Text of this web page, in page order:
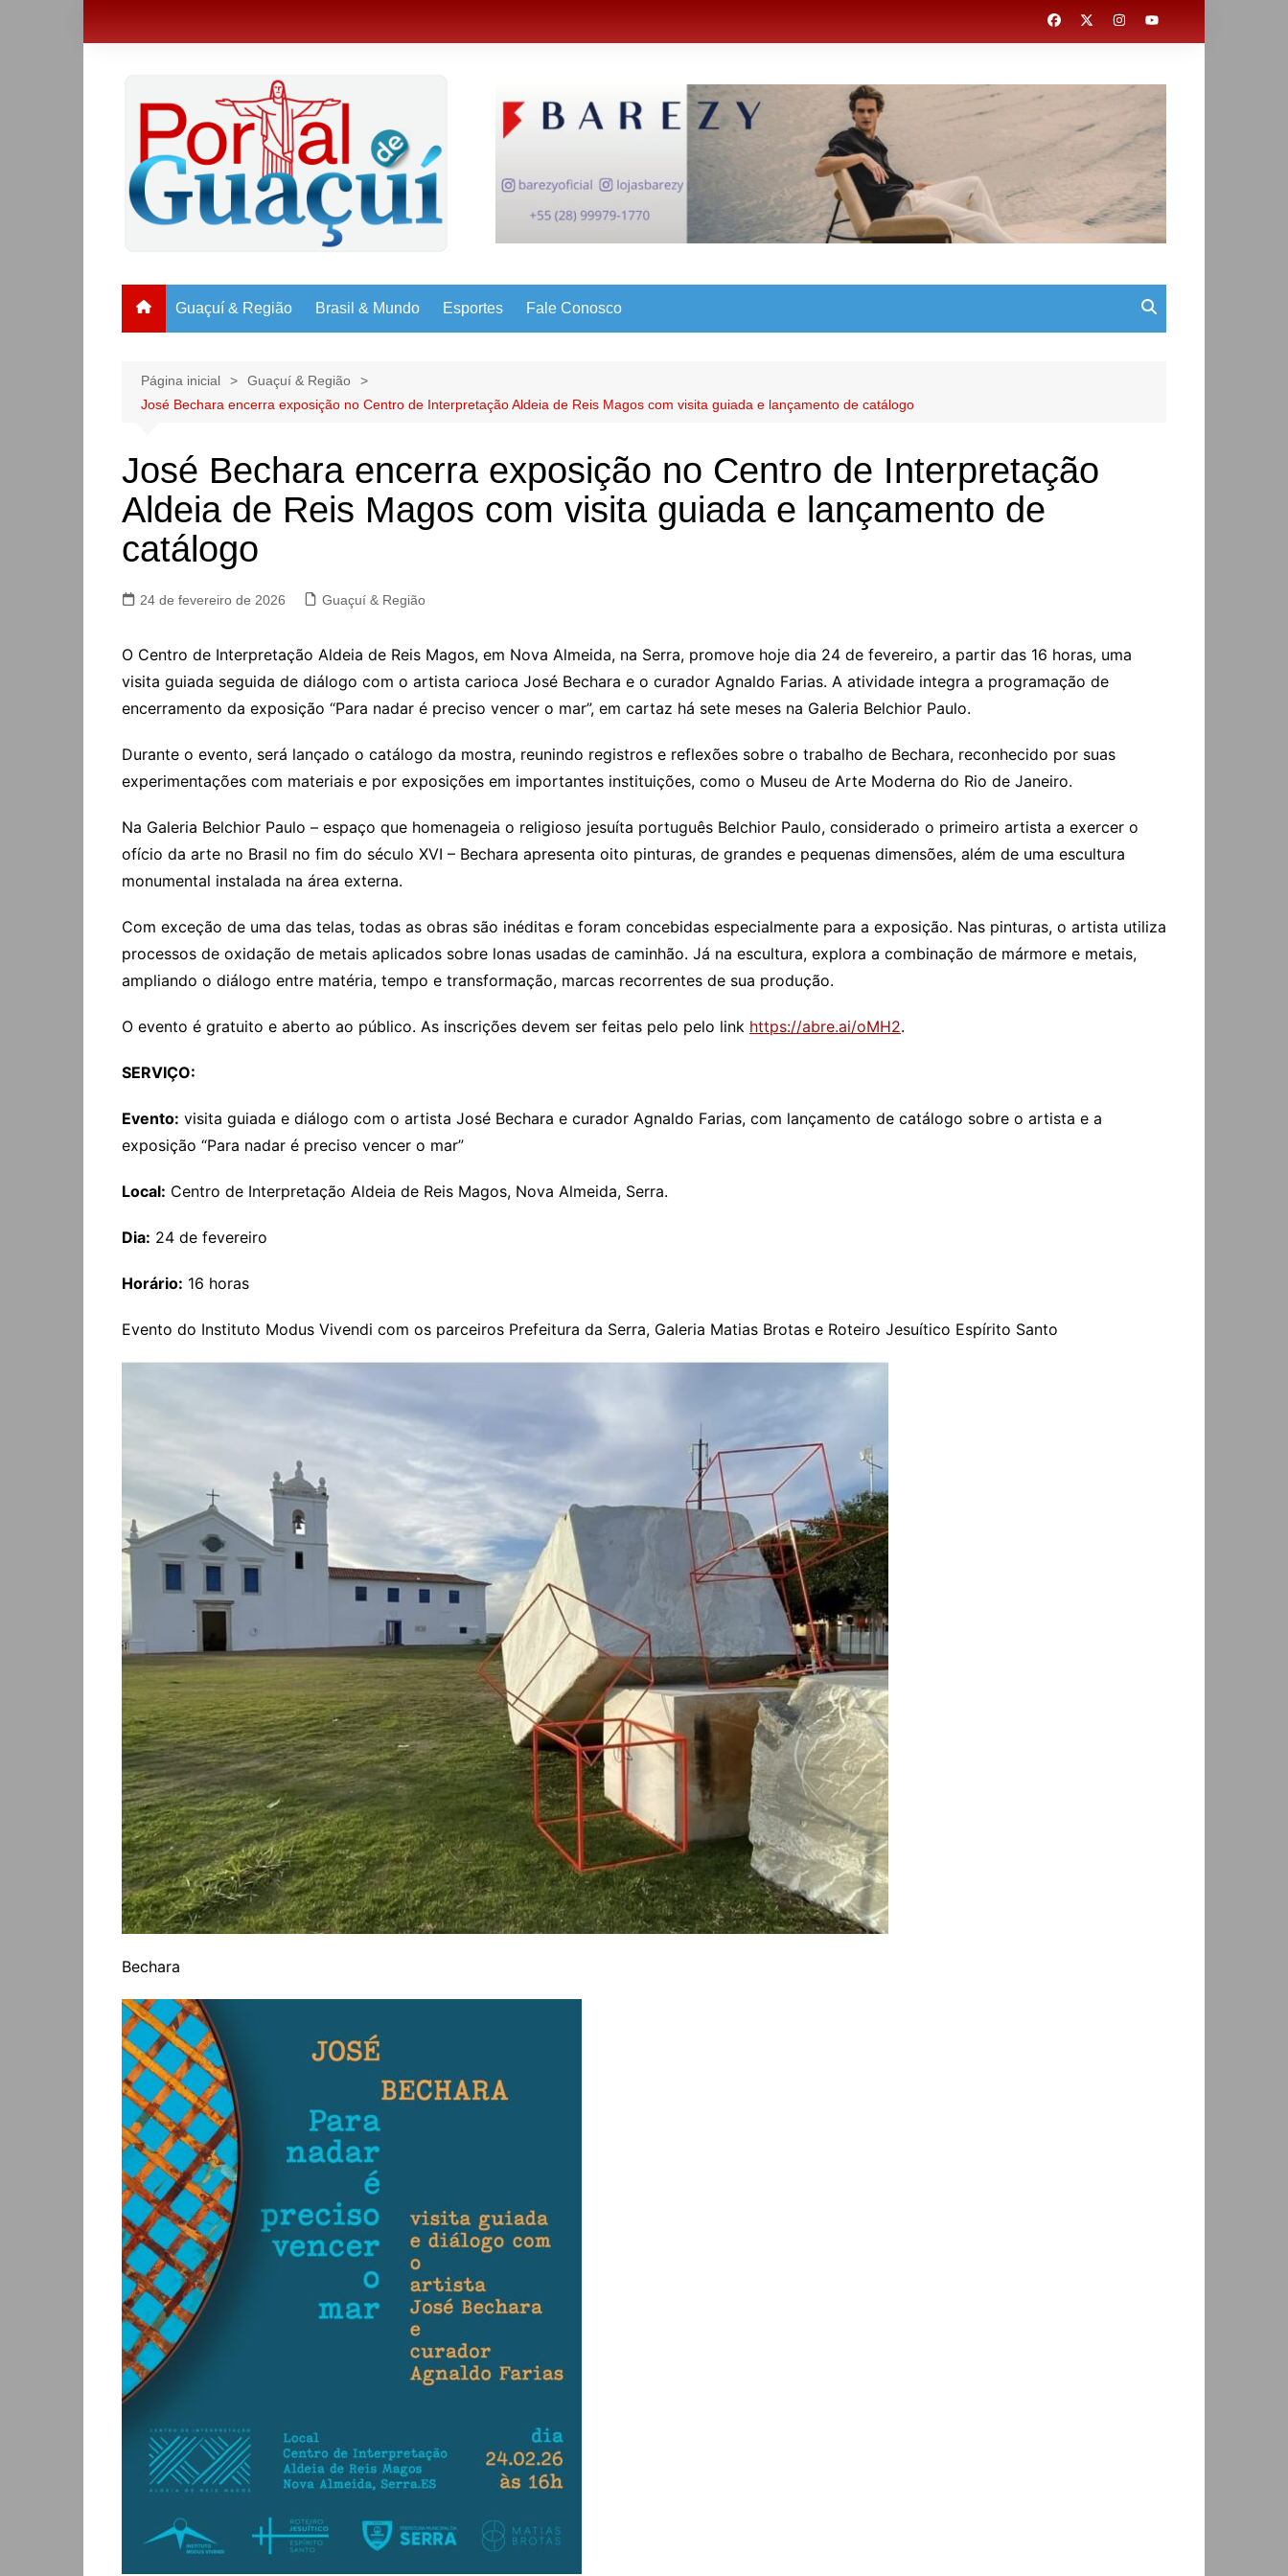
Guaçuí & Região Brasil & Mundo Esportes Fale Conosco
Página inicial
Guaçuí & Região
José Bechara encerra exposição no Centro de Interpretação Aldeia de Reis Magos com visita guiada e lançamento de catálogo
José Bechara encerra exposição no Centro de Interpretação
Aldeia de Reis Magos com visita guiada e lançamento de
catálogo
24 de fevereiro de 2026 Guaçuí & Região
O Centro de Interpretação Aldeia de Reis Magos, em Nova Almeida, na Serra, promove hoje dia 24 de fevereiro, a partir das 16 horas, uma
visita guiada seguida de diálogo com o artista carioca José Bechara e o curador Agnaldo Farias. A atividade integra a programação de
encerramento da exposição “Para nadar é preciso vencer o mar”, em cartaz há sete meses na Galeria Belchior Paulo.
Durante o evento, será lançado o catálogo da mostra, reunindo registros e reflexões sobre o trabalho de Bechara, reconhecido por suas
experimentações com materiais e por exposições em importantes instituições, como o Museu de Arte Moderna do Rio de Janeiro.
Na Galeria Belchior Paulo – espaço que homenageia o religioso jesuíta português Belchior Paulo, considerado o primeiro artista a exercer o
ofício da arte no Brasil no fim do século XVI – Bechara apresenta oito pinturas, de grandes e pequenas dimensões, além de uma escultura
monumental instalada na área externa.
Com exceção de uma das telas, todas as obras são inéditas e foram concebidas especialmente para a exposição. Nas pinturas, o artista utiliza
processos de oxidação de metais aplicados sobre lonas usadas de caminhão. Já na escultura, explora a combinação de mármore e metais,
ampliando o diálogo entre matéria, tempo e transformação, marcas recorrentes de sua produção.
O evento é gratuito e aberto ao público. As inscrições devem ser feitas pelo pelo link https://abre.ai/oMH2.
SERVIÇO:
Evento: visita guiada e diálogo com o artista José Bechara e curador Agnaldo Farias, com lançamento de catálogo sobre o artista e a
exposição “Para nadar é preciso vencer o mar”
Local: Centro de Interpretação Aldeia de Reis Magos, Nova Almeida, Serra.
Dia: 24 de fevereiro
Horário: 16 horas
Evento do Instituto Modus Vivendi com os parceiros Prefeitura da Serra, Galeria Matias Brotas e Roteiro Jesuítico Espírito Santo
Bechara